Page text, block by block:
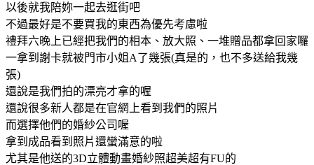
以後就我陪妳一起去逛街吧
不過最好是不要買我的東西為優先考慮啦
禮拜六晚上已經把我們的相本、放大照、一堆贈品都拿回家囉
一拿到謝卡就被門市小姐A了幾張(真是的，也不多送給我幾
張)
還說是我們拍的漂亮才拿的喔
還說很多新人都是在官網上看到我們的照片
而選擇他們的婚紗公司喔
拿到成品看到照片還蠻滿意的啦
尤其是他送的3D立體動畫婚紗照超美超有FU的